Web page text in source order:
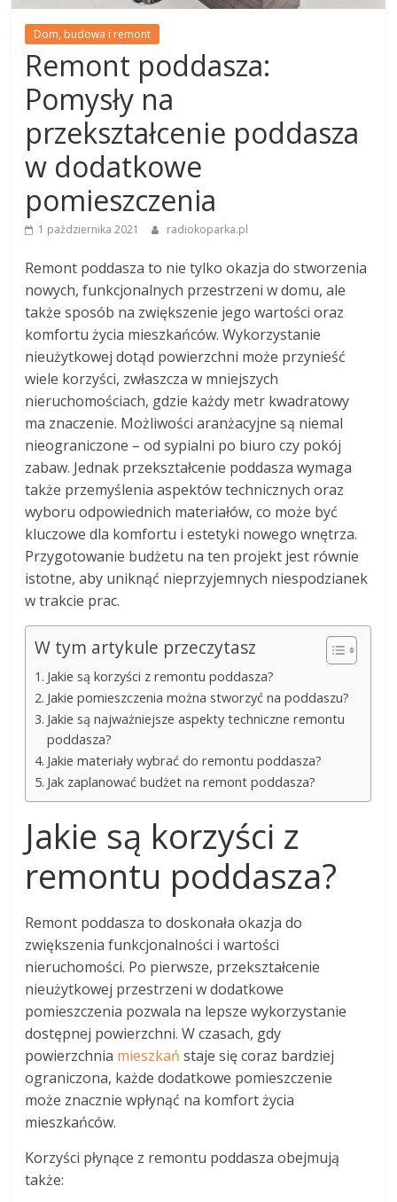
Dom, budowa i remont
Remont poddasza:
Pomysły na
przekształcenie poddasza
w dodatkowe
pomieszczenia
1 października 2021 radiokoparka.pl
Remont poddasza to nie tylko okazja do stworzenia
nowych, funkcjonalnych przestrzeni w domu, ale
także sposób na zwiększenie jego wartości oraz
komfortu życia mieszkańców. Wykorzystanie
nieużytkowej dotąd powierzchni może przynieść
wiele korzyści, zwłaszcza w mniejszych
nieruchomościach, gdzie każdy metr kwadratowy
ma znaczenie. Możliwości aranżacyjne są niemal
nieograniczone – od sypialni po biuro czy pokój
zabaw. Jednak przekształcenie poddasza wymaga
także przemyślenia aspektów technicznych oraz
wyboru odpowiednich materiałów, co może być
kluczowe dla komfortu i estetyki nowego wnętrza.
Przygotowanie budżetu na ten projekt jest równie
istotne, aby uniknąć nieprzyjemnych niespodzianek
w trakcie prac.
W tym artykule przeczytasz
Jakie są korzyści z remontu poddasza?
Jakie pomieszczenia można stworzyć na poddaszu?
Jakie są najważniejsze aspekty techniczne remontu
poddasza?
Jakie materiały wybrać do remontu poddasza?
Jak zaplanować budżet na remont poddasza?
Jakie są korzyści z
remontu poddasza?
Remont poddasza to doskonała okazja do
zwiększenia funkcjonalności i wartości
nieruchomości. Po pierwsze, przekształcenie
nieużytkowej przestrzeni w dodatkowe
pomieszczenia pozwala na lepsze wykorzystanie
dostępnej powierzchni. W czasach, gdy
powierzchnia mieszkań staje się coraz bardziej
ograniczona, każde dodatkowe pomieszczenie
może znacznie wpłynąć na komfort życia
mieszkańców.
Korzyści płynące z remontu poddasza obejmują
także: